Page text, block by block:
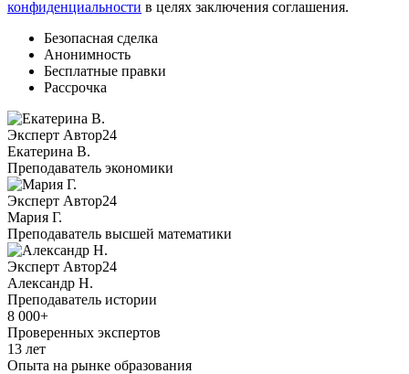
конфиденциальности в целях заключения соглашения.
Безопасная сделка
Анонимность
Бесплатные правки
Рассрочка
Эксперт Автор24
Екатерина B.
Преподаватель экономики
Эксперт Автор24
Мария Г.
Преподаватель высшей математики
Эксперт Автор24
Александр Н.
Преподаватель истории
8 000+
Проверенных экспертов
13 лет
Опыта на рынке образования